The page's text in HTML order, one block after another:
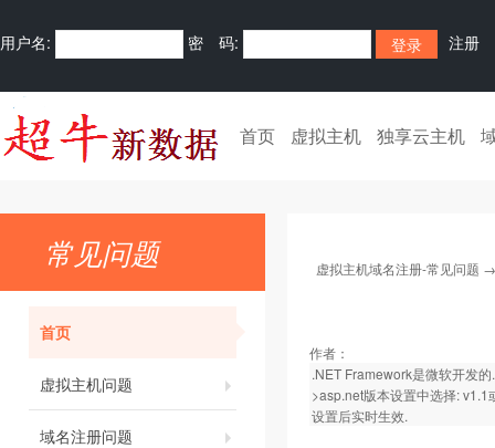
用户名: 密 码: 注册
首页 虚拟主机 独享云主机
常见问题
首页
虚拟主机问题
域名注册问题
虚拟主机域名注册-常见问题
作者：
.NET Framework是微软开发
>asp.net版本设置中选择: v1.1
设置后实时生效.